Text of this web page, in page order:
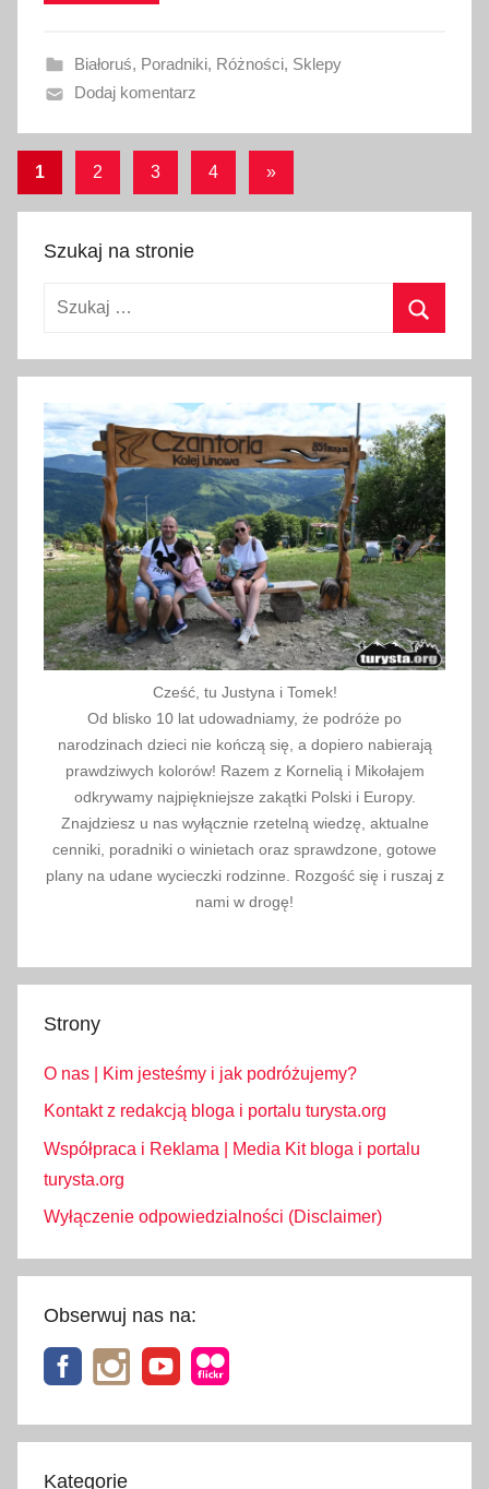
w
n
o
s
t
y
2
0
2
6
Białoruś, Poradniki, Różności, Sklepy
Dodaj komentarz
Stronicowanie
wpisów
1 2 3 4
Następne
»
Szukaj na stronie
Szukaj:
Cześć, tu Justyna i Tomek!
Od blisko 10 lat udowadniamy, że podróże po
narodzinach dzieci nie kończą się, a dopiero nabierają
prawdziwych kolorów! Razem z Kornelią i Mikołajem
odkrywamy najpiękniejsze zakątki Polski i Europy.
Znajdziesz u nas wyłącznie rzetelną wiedzę, aktualne
cenniki, poradniki o winietach oraz sprawdzone, gotowe
plany na udane wycieczki rodzinne. Rozgość się i ruszaj z
nami w drogę!
Strony
O nas | Kim jesteśmy i jak podróżujemy?
Kontakt z redakcją bloga i portalu turysta.org
Współpraca i Reklama | Media Kit bloga i portalu
turysta.org
Wyłączenie odpowiedzialności (Disclaimer)
Obserwuj nas na:
Kategorie